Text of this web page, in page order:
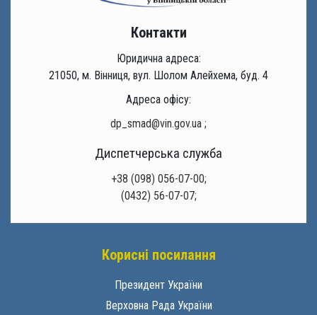
Контакти
Юридична адреса:
21050, м. Вінниця, вул. Шолом Алейхема, буд. 4
Адреса офісу:
dp_smad@vin.gov.ua ;
Диспетчерська служба
+38 (098) 056-07-00;
(0432) 56-07-07;
Корисні посилання
Президент України
Верховна Рада України